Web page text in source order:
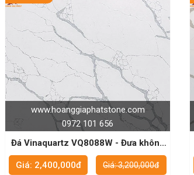
www.hoanggiaphatstone.com
0972 101 656
Đá Vinaquartz VQ8088W - Đưa không
gian của bạn lên một tầm cao mới
Giá: 2,400,000đ
Giá: 3,200,000đ